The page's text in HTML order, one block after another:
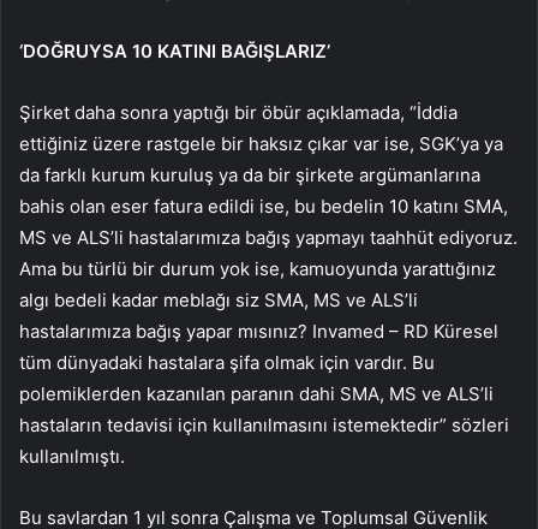
‘DOĞRUYSA 10 KATINI BAĞIŞLARIZ’
Şirket daha sonra yaptığı bir öbür açıklamada, “İddia
ettiğiniz üzere rastgele bir haksız çıkar var ise, SGK’ya ya
da farklı kurum kuruluş ya da bir şirkete argümanlarına
bahis olan eser fatura edildi ise, bu bedelin 10 katını SMA,
MS ve ALS’li hastalarımıza bağış yapmayı taahhüt ediyoruz.
Ama bu türlü bir durum yok ise, kamuoyunda yarattığınız
algı bedeli kadar meblağı siz SMA, MS ve ALS’li
hastalarımıza bağış yapar mısınız? Invamed – RD Küresel
tüm dünyadaki hastalara şifa olmak için vardır. Bu
polemiklerden kazanılan paranın dahi SMA, MS ve ALS’li
hastaların tedavisi için kullanılmasını istemektedir” sözleri
kullanılmıştı.
Bu savlardan 1 yıl sonra Çalışma ve Toplumsal Güvenlik